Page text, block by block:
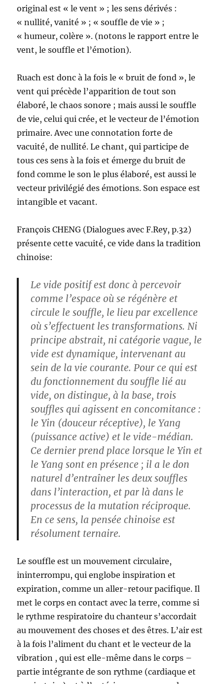
original est « le vent » ; les sens dérivés :
« nullité, vanité » ; « souffle de vie » ;
« humeur, colère ». (notons le rapport entre le
vent, le souffle et l’émotion).
Ruach est donc à la fois le « bruit de fond », le
vent qui précède l’apparition de tout son
élaboré, le chaos sonore ; mais aussi le souffle
de vie, celui qui crée, et le vecteur de l’émotion
primaire. Avec une connotation forte de
vacuité, de nullité. Le chant, qui participe de
tous ces sens à la fois et émerge du bruit de
fond comme le son le plus élaboré, est aussi le
vecteur privilégié des émotions. Son espace est
intangible et vacant.
François CHENG (Dialogues avec F.Rey, p.32)
présente cette vacuité, ce vide dans la tradition
chinoise:
Le vide positif est donc à percevoir
comme l’espace où se régénère et
circule le souffle, le lieu par excellence
où s’effectuent les transformations. Ni
principe abstrait, ni catégorie vague, le
vide est dynamique, intervenant au
sein de la vie courante. Pour ce qui est
du fonctionnement du souffle lié au
vide, on distingue, à la base, trois
souffles qui agissent en concomitance :
le Yin (douceur réceptive), le Yang
(puissance active) et le vide-médian.
Ce dernier prend place lorsque le Yin et
le Yang sont en présence ; il a le don
naturel d’entraîner les deux souffles
dans l’interaction, et par là dans le
processus de la mutation réciproque.
En ce sens, la pensée chinoise est
résolument ternaire.
Le souffle est un mouvement circulaire,
ininterrompu, qui englobe inspiration et
expiration, comme un aller-retour pacifique. Il
met le corps en contact avec la terre, comme si
le rythme respiratoire du chanteur s’accordait
au mouvement des choses et des êtres. L’air est
à la fois l’aliment du chant et le vecteur de la
vibration , qui est elle-même dans le corps –
partie intégrante de son rythme (cardiaque et